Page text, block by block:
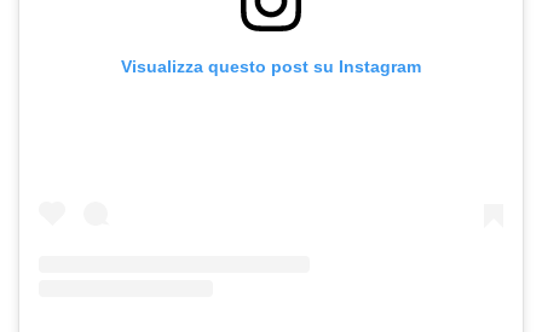
Visualizza questo post su Instagram